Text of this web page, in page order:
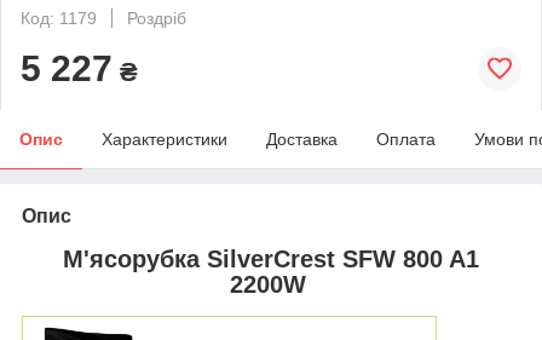
Код: 1179
Роздріб
5 227 ₴
Опис Характеристики Доставка Оплата Умови
Опис
М'ясорубка SilverCrest SFW 800 A1
2200W